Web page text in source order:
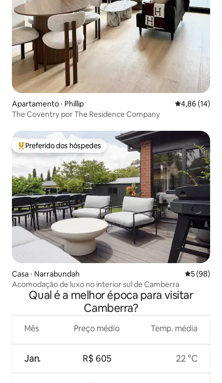
Apartamento ⋅ Phillip 4,86 de uma
4,86 (14)
The Coventry por The Residence Company
Entre os melhores preferidos dos hóspedes
Preferido dos hóspedes
Casa ⋅ Narrabundah 5 de uma
5 (98)
Acomodação de luxo no interior sul de Camberra
Qual é a melhor época para visitar
Camberra?
Mês
Jan.
Preço médio
R$ 605
Temp. média
22 °C